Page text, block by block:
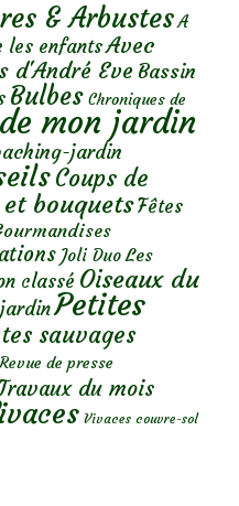
& Arbustes A
les enfantsAvec
d'André Eve Bassin
Bulbes Chroniques de
mon jardin
jardin
Coups de
bouquetsFêtes
Joli Duo Les
classé Oiseaux du
Petites
sauvages
Revue de presse
Travaux du mois
Vivaces couvre-sol